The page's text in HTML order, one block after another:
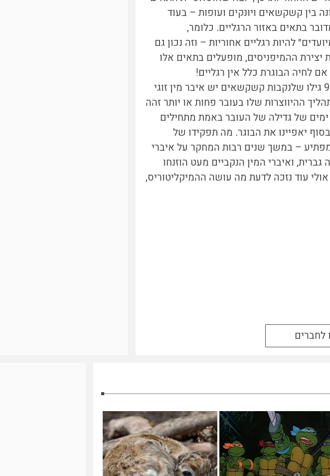
בין קשקשאים ויונקים ועופות – בעוד
בתאים באזור הרגליים. כלומר,
להיות רגליים אחוריות – וזה נכון גם
יצירת ההמיפניסים, מופעלים בתאים אלו
לחיה הבוגרת כלל אין רגליים!
ולבסוף נשאל – מה עם הנקבות? ובכן, בשנות ה-90 גילו שלנקבות קשקשאים יש איבר מין זוגי
ההיווצרות שלו בעובר פחות או יותר זהה
של גדילה של העובר באמת מתחילים
יאפיינו את הבוגר. מה תפקידו של
מפתיע – במשך שנים רבות המחקר על איברי
ואיברי המין הנקביים מעט הוזנחו
עוד נזכה לדעת מה עושה ההמיקליטוריס,
לחברים